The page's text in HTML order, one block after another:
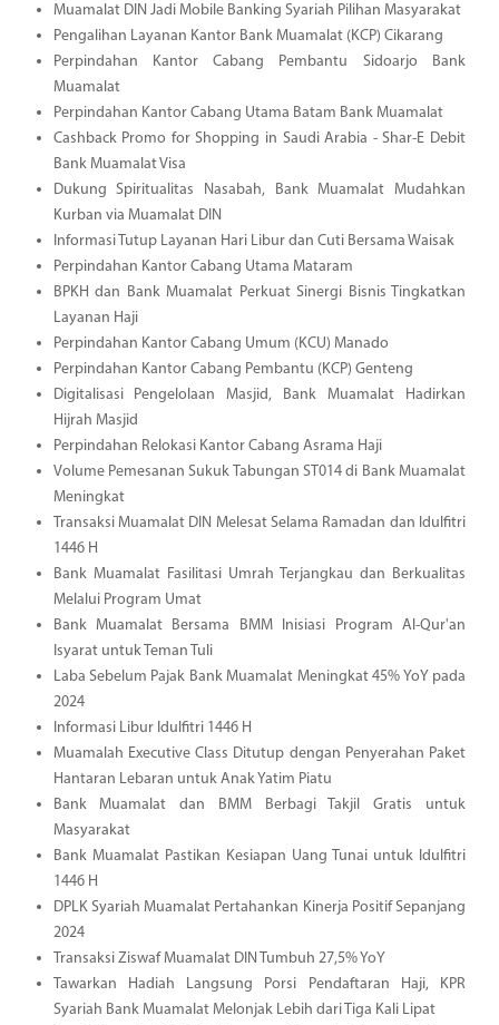
Muamalat DIN Jadi Mobile Banking Syariah Pilihan Masyarakat
Pengalihan Layanan Kantor Bank Muamalat (KCP) Cikarang
Perpindahan Kantor Cabang Pembantu Sidoarjo Bank
Muamalat
Perpindahan Kantor Cabang Utama Batam Bank Muamalat
Cashback Promo for Shopping in Saudi Arabia - Shar-E Debit
Bank Muamalat Visa
Dukung Spiritualitas Nasabah, Bank Muamalat Mudahkan
Kurban via Muamalat DIN
Informasi Tutup Layanan Hari Libur dan Cuti Bersama Waisak
Perpindahan Kantor Cabang Utama Mataram
BPKH dan Bank Muamalat Perkuat Sinergi Bisnis Tingkatkan
Layanan Haji
Perpindahan Kantor Cabang Umum (KCU) Manado
Perpindahan Kantor Cabang Pembantu (KCP) Genteng
Digitalisasi Pengelolaan Masjid, Bank Muamalat Hadirkan
Hijrah Masjid
Perpindahan Relokasi Kantor Cabang Asrama Haji
Volume Pemesanan Sukuk Tabungan ST014 di Bank Muamalat
Meningkat
Transaksi Muamalat DIN Melesat Selama Ramadan dan Idulfitri
1446 H
Bank Muamalat Fasilitasi Umrah Terjangkau dan Berkualitas
Melalui Program Umat
Bank Muamalat Bersama BMM Inisiasi Program Al-Qur'an
Isyarat untuk Teman Tuli
Laba Sebelum Pajak Bank Muamalat Meningkat 45% YoY pada
2024
Informasi Libur Idulfitri 1446 H
Muamalah Executive Class Ditutup dengan Penyerahan Paket
Hantaran Lebaran untuk Anak Yatim Piatu
Bank Muamalat dan BMM Berbagi Takjil Gratis untuk
Masyarakat
Bank Muamalat Pastikan Kesiapan Uang Tunai untuk Idulfitri
1446 H
DPLK Syariah Muamalat Pertahankan Kinerja Positif Sepanjang
2024
Transaksi Ziswaf Muamalat DIN Tumbuh 27,5% YoY
Tawarkan Hadiah Langsung Porsi Pendaftaran Haji, KPR
Syariah Bank Muamalat Melonjak Lebih dari Tiga Kali Lipat